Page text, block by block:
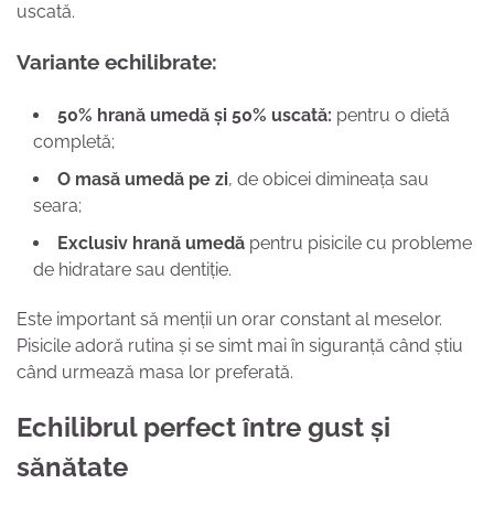
uscată.
Variante echilibrate:
50% hrană umedă și 50% uscată: pentru o dietă
completă;
O masă umedă pe zi, de obicei dimineața sau
seara;
Exclusiv hrană umedă pentru pisicile cu probleme
de hidratare sau dentiție.
Este important să menții un orar constant al meselor.
Pisicile adoră rutina și se simt mai în siguranță când știu
când urmează masa lor preferată.
Echilibrul perfect între gust și
sănătate